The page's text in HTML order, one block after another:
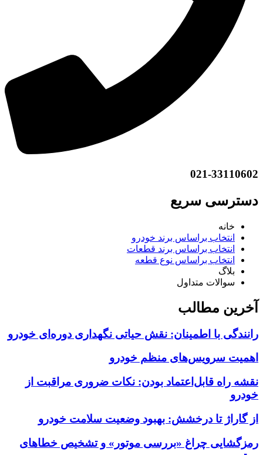
021-33110602
دسترسی سریع
خانه
انتخاب براساس برند خودرو
انتخاب براساس برند قطعات
انتخاب براساس نوع قطعه
بلاگ
سوالات متداول
آخرین مطالب
رانندگی با اطمینان: نقش حیاتی نگهداری دوره‌ای خودرو
اهمیت سرویس‌های منظم خودرو
نقشه راه قابل‌اعتماد بودن: نکات ضروری مراقبت از
خودرو
از گاراژ تا درخشش: بهبود وضعیت سلامت خودرو
رمزگشایی چراغ «بررسی موتور» و تشخیص خطاهای